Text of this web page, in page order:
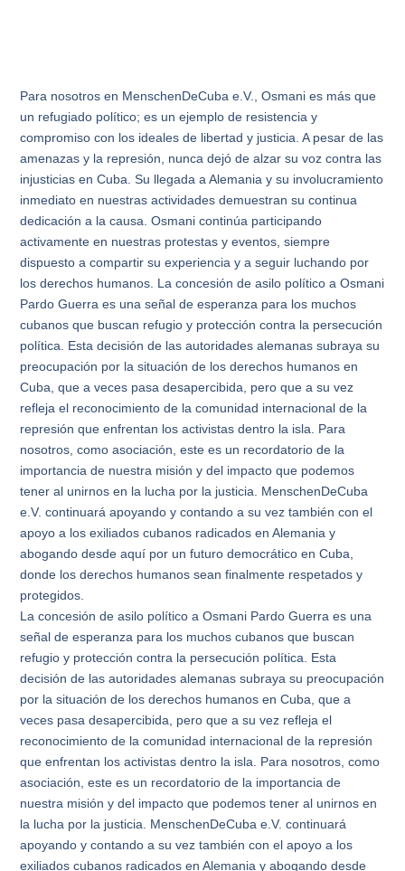
Para nosotros en MenschenDeCuba e.V., Osmani es más que
un refugiado político; es un ejemplo de resistencia y
compromiso con los ideales de libertad y justicia. A pesar de las
amenazas y la represión, nunca dejó de alzar su voz contra las
injusticias en Cuba. Su llegada a Alemania y su involucramiento
inmediato en nuestras actividades demuestran su continua
dedicación a la causa. Osmani continúa participando
activamente en nuestras protestas y eventos, siempre
dispuesto a compartir su experiencia y a seguir luchando por
los derechos humanos. La concesión de asilo político a Osmani
Pardo Guerra es una señal de esperanza para los muchos
cubanos que buscan refugio y protección contra la persecución
política. Esta decisión de las autoridades alemanas subraya su
preocupación por la situación de los derechos humanos en
Cuba, que a veces pasa desapercibida, pero que a su vez
refleja el reconocimiento de la comunidad internacional de la
represión que enfrentan los activistas dentro la isla. Para
nosotros, como asociación, este es un recordatorio de la
importancia de nuestra misión y del impacto que podemos
tener al unirnos en la lucha por la justicia. MenschenDeCuba
e.V. continuará apoyando y contando a su vez también con el
apoyo a los exiliados cubanos radicados en Alemania y
abogando desde aquí por un futuro democrático en Cuba,
donde los derechos humanos sean finalmente respetados y
protegidos.
La concesión de asilo político a Osmani Pardo Guerra es una
señal de esperanza para los muchos cubanos que buscan
refugio y protección contra la persecución política. Esta
decisión de las autoridades alemanas subraya su preocupación
por la situación de los derechos humanos en Cuba, que a
veces pasa desapercibida, pero que a su vez refleja el
reconocimiento de la comunidad internacional de la represión
que enfrentan los activistas dentro la isla. Para nosotros, como
asociación, este es un recordatorio de la importancia de
nuestra misión y del impacto que podemos tener al unirnos en
la lucha por la justicia. MenschenDeCuba e.V. continuará
apoyando y contando a su vez también con el apoyo a los
exiliados cubanos radicados en Alemania y abogando desde